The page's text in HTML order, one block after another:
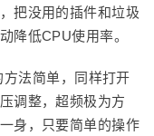
把没用的插件和垃圾
降低CPU使用率。
法简单，同样打开
调整，超频极为方
身，只要简单的操作